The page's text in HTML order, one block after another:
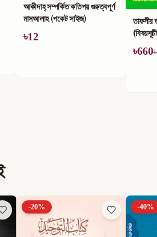
তাফসীর তাইসীরুল কুরআন
(বিষয়সূচীছাড়া)
একশ
-20% -40%